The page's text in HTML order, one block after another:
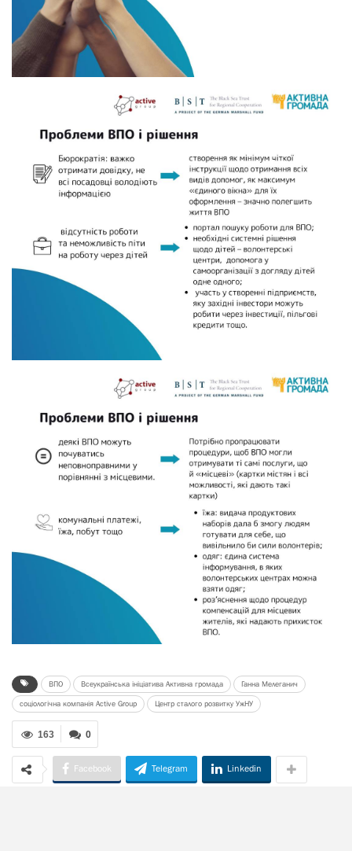
ВПО Всеукраїнська ініціатива Активна громада Ганна Мелеганич
соціологічна компанія Active Group Центр сталого розвитку УжНУ
0
163
Facebook Telegram Linkedin